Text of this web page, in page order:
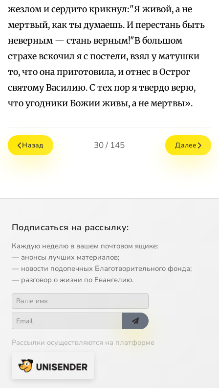
жезлом и сердито крикнул:"Я живой, а не
мертвый, как ты думаешь. И перестань быть
неверным — стань верным!"В большом
страхе вскочил я с постели, взял у матушки
то, что она приготовила, и отнес в Острог
святому Василию. С тех пор я твердо верю,
что угодники Божии живы, а не мертвы».
Назад 30 / 145 Далее
Подписаться на рассылку:
Каждую неделю в вашем почтовом ящике:
— анонсы лучших материалов;
— новости подопечных Благотворительного фонда;
— разговор о жизни по Евангелию.
Рассылки осуществляются на платформе